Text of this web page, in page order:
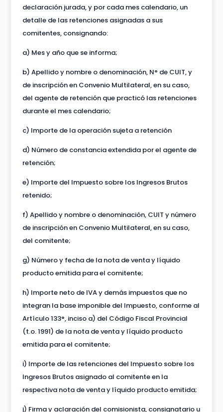
declaración jurada, y por cada mes calendario, un
detalle de las retenciones asignadas a sus
comitentes, consignando:
a) Mes y año que se informa;
b) Apellido y nombre o denominación, N° de CUIT, y
de inscripción en Convenio Multilateral, en su caso,
del agente de retención que practicó las retenciones
durante el mes calendario;
c) Importe de la operación sujeta a retención
d) Número de constancia extendida por el agente de
retención;
e) Importe del Impuesto sobre los Ingresos Brutos
retenido;
f) Apellido y nombre o denominación, CUIT y número
de inscripción en Convenio Multilateral, en su caso,
del comitente;
g) Número y fecha de la nota de venta y líquido
producto emitida para el comitente;
h) Importe neto de IVA y demás impuestos que no
integran la base imponible del Impuesto, conforme al
Artículo 133°, inciso a) del Código Fiscal Provincial
(t.o. 1991) de la nota de venta y líquido producto
emitida para el comitente;
i) Importe de las retenciones del Impuesto sobre los
Ingresos Brutos asignado al comitente en la
respectiva nota de venta y líquido producto emitida;
j) Firma y aclaración del comisionista, consignatario u